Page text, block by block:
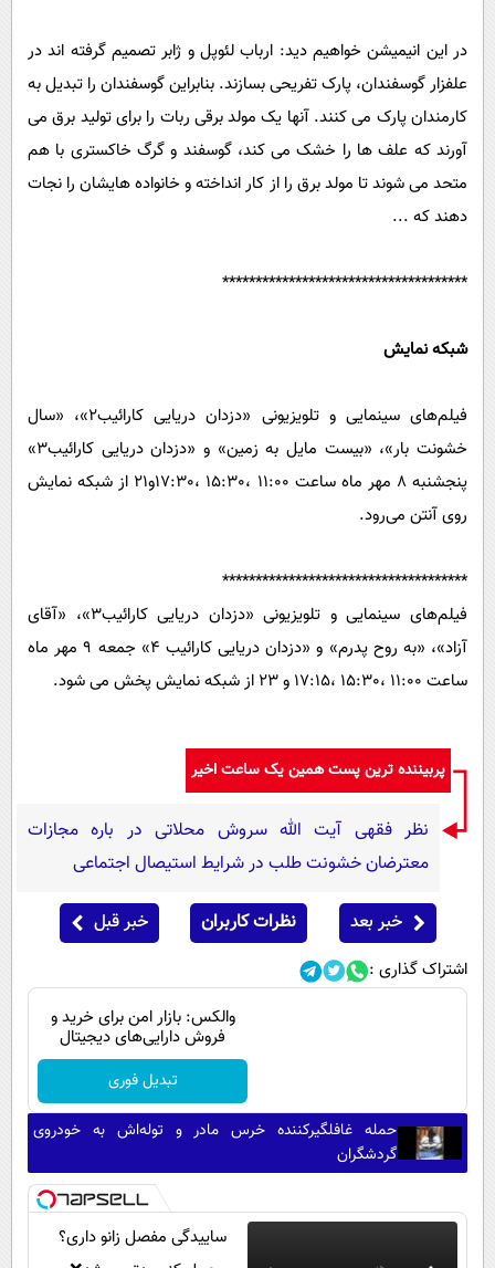
در این انیمیشن خواهیم دید: ارباب لئوپل و ژابر تصمیم گرفته اند در
علفزار گوسفندان، پارک تفریحی بسازند. بنابراین گوسفندان را تبدیل به
کارمندان پارک می کنند. آنها یک مولد برقی ربات را برای تولید برق می
آورند که علف ها را خشک می کند، گوسفند و گرگ خاکستری با هم
متحد می شوند تا مولد برق را از کار انداخته و خانواده هایشان را نجات
دهند که ...
*************************************
شبکه نمایش
فیلم‌های سینمایی و تلویزیونی «دزدان دریایی کارائیب2»، «سال
خشونت بار»، «بیست مایل به زمین» و «دزدان دریایی کارائیب3»
پنجشنبه 8 مهر ماه ساعت 11:00 ،15:30 ،17:30و21 از شبکه نمایش
روی آنتن می‌رود.
*************************************
فیلم‌های سینمایی ‌و تلویزیونی «دزدان دریایی کارائیب3»، «آقای
آزاد»، «به روح پدرم» و «دزدان دریایی کارائیب 4» جمعه 9 مهر ماه
ساعت 11:00 ،15:30 ،17:15 و 23 از شبکه نمایش پخش می شود.
پربیننده ترین پست همین یک ساعت اخیر
نظر فقهی آیت الله سروش محلاتی در باره مجازات
معترضان خشونت طلب در شرایط استیصال اجتماعی
خبر بعد نظرات کاربران خبر قبل
اشتراک گذاری :
والکس: بازار امن برای خرید و
فروش دارایی‌های دیجیتال
تبدیل فوری
حمله غافلگیرکننده خرس مادر و توله‌اش به خودروی
گردشگران
ساییدگی مفصل زانو داری؟